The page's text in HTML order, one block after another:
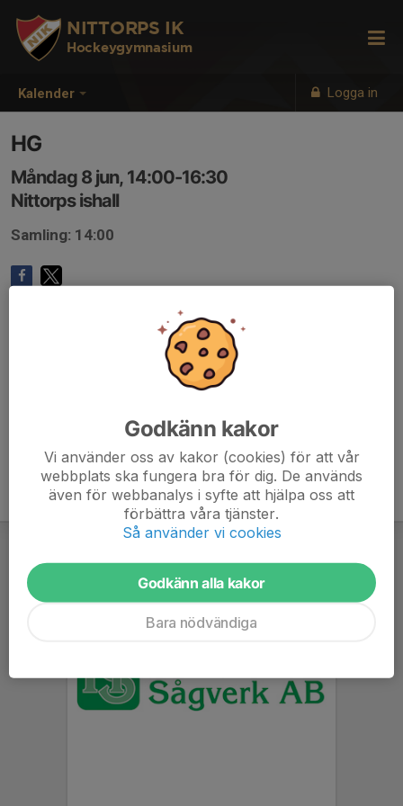
Kalender Logga in
NITTORPS IK
Hockeygymnasium
HG
Måndag 8 jun, 14:00-16:30
Nittorps ishall
Samling: 14:00
Godkänn kakor
Vi använder oss av kakor (cookies) för att vår
webbplats ska fungera bra för dig. De används
även för webbanalys i syfte att hjälpa oss att
förbättra våra tjänster.
Så använder vi cookies
Godkänn alla kakor
Bara nödvändiga